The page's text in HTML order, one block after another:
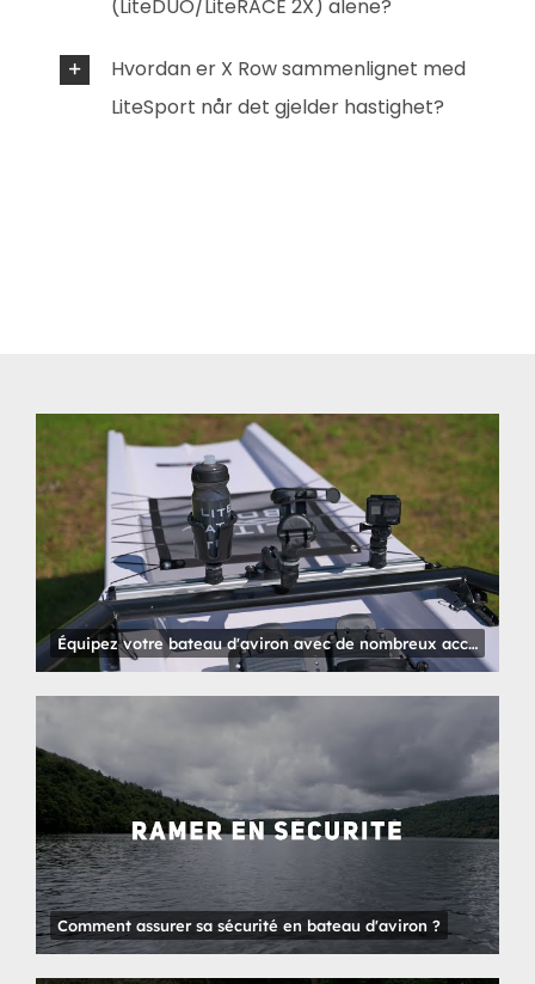
(LiteDUO/LiteRACE 2X) alene?
Hvordan er X Row sammenlignet med
LiteSport når det gjelder hastighet?
Équipez votre bateau d'aviron avec de nombreux accessoires !
Comment assurer sa sécurité en bateau d'aviron ?